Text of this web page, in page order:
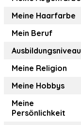
Meine Haarfarbe
Mein Beruf
Ausbildungsniveau
Meine Religion
Meine Hobbys
Meine
Persönlichkeit